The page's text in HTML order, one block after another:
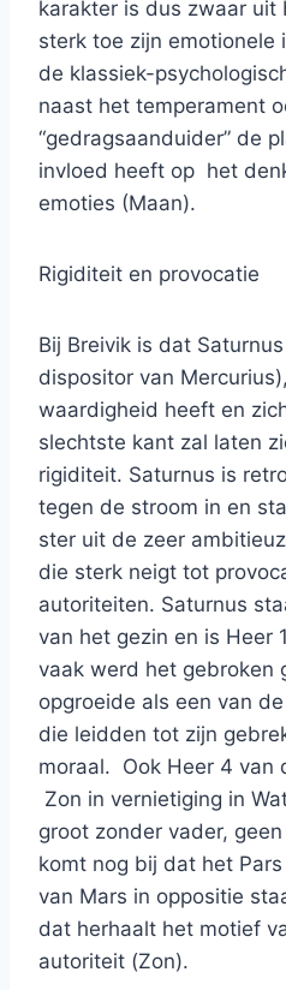
karakter is dus zwaar uit
sterk toe zijn emotionele
de klassiek-
naast het temperament
“gedragsaanduider” de
invloed heeft op het
emoties (Maan).
Rigiditeit en provocatie
Bij Breivik is dat
dispositor van
waardigheid heeft en
slechtste kant zal laten
rigiditeit. Saturnus is
tegen de stroom in en
ster uit de zeer
die sterk neigt tot
autoriteiten. Saturnus
van het gezin en is Heer
vaak werd het gebroken
opgroeide als een van
die leidden tot zijn
moraal. Ook Heer 4 van
Zon in vernietiging in
groot zonder vader,
komt nog bij dat het
van Mars in oppositie
dat herhaalt het motief
autoriteit (Zon).